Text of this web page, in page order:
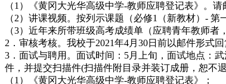
（1）《黄冈大光华高级中学-教师应聘登记表》。请
（2）讲课视频。按列示课题（必修1（新教材）- 第
（3）近年来所带班级高考成绩单（应聘青年教师者
2．审核考核。我校于2021年4月30日前以邮件形式
3．面试与聘用。面试时间：5月上旬，面试地点：
件，并提交扫描件(扫描件附目录并装订成册，恕不退
（1）《黄冈大光华高级中学-教师应聘登记表》；